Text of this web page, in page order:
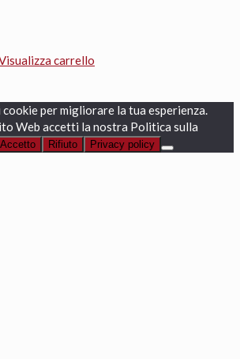
carrello
per migliorare la tua esperienza.
Web accetti la nostra Politica sulla
Accetto Rifiuto Privacy policy